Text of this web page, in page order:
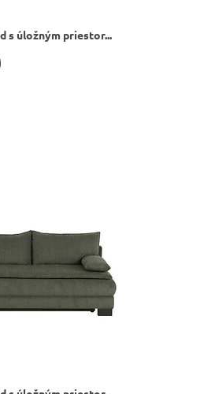
s úložným priestor...